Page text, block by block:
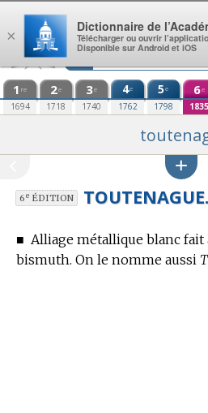
Aller au contenu
1 re
1694
2e
1718
3e
1740
4e
1762
5e
1798
6e
1835
6eÉDITION TOUTENAGUE.
■ Alliage métallique blanc fait
bismuth. On le nomme aussi
×
Dictionnaire de
Télécharger ou ouvrir
Disponible sur Android et iOS